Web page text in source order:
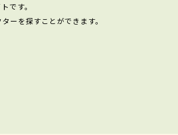
です。
ーを探すことができます。